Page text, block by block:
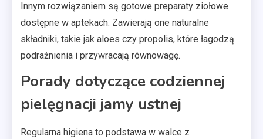
Innym rozwiązaniem są gotowe preparaty ziołowe
dostępne w aptekach. Zawierają one naturalne
składniki, takie jak aloes czy propolis, które łagodzą
podrażnienia i przywracają równowagę.
Porady dotyczące codziennej
pielęgnacji jamy ustnej
Regularna higiena to podstawa w walce z